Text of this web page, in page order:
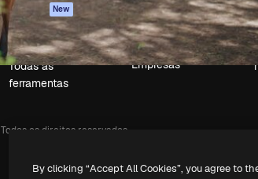
Agentes New
API
App móvel
Todas as
ferramentas
Central de
confiabilidade
Afiliados
Empresas
Todos os direitos reservados
By clicking “Accept All Cookies”, you agree to